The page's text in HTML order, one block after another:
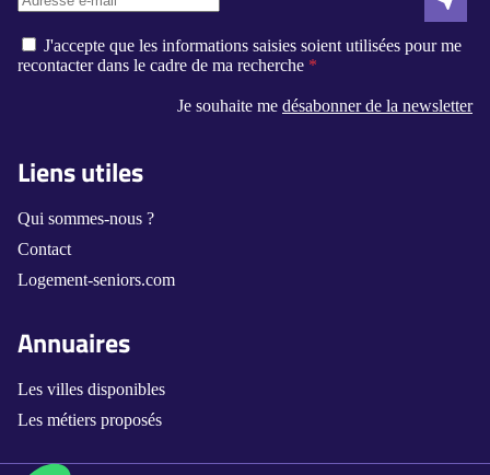
J'accepte que les informations saisies soient utilisées pour me
recontacter dans le cadre de ma recherche
Je souhaite me désabonner de la newsletter
Liens utiles
Qui sommes-nous ?
Contact
Logement-seniors.com
Annuaires
Les villes disponibles
Les métiers proposés